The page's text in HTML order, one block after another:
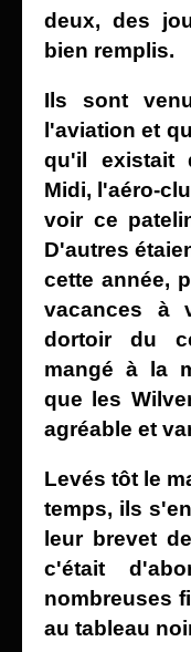
deux, des
bien remplis.
Ils
sont
l'aviation et
qu'il existait
Midi, l'aéro-
voir ce
D'autres
cette année,
vacances à
dortoir du
mangé à la
que les
agréable et
Levés tôt le
temps, ils
leur brevet
c'était
nombreuses
au tableau